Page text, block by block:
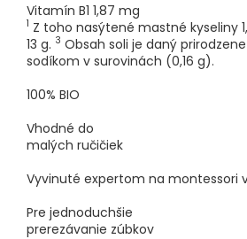
Vitamín B1 1,87 mg
1 Z toho nasýtené mastné kyseliny
13 g. 3 Obsah soli je daný
sodíkom v surovinách (0,16 g).
100% BIO
Vhodné do
malých ručičiek
Vyvinuté expertom na montessori
Pre jednoduchšie
prerezávanie zúbkov